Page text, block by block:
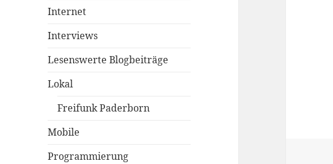
Internet
Interviews
Lesenswerte Blogbeiträge
Lokal
Freifunk Paderborn
Mobile
Programmierung